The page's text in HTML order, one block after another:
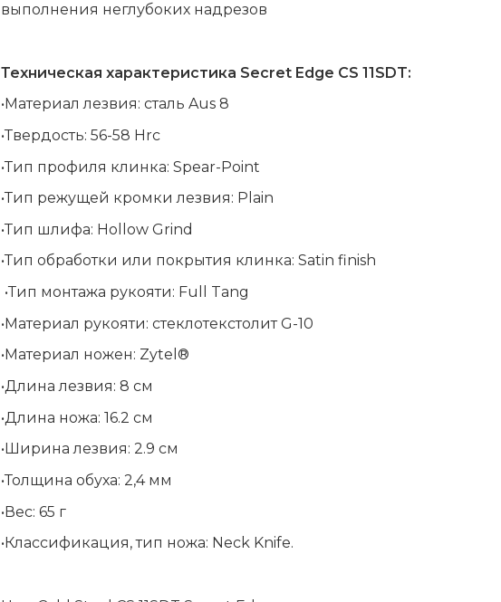
выполнения неглубоких надрезов
Техническая характеристика Secret Edge CS 11SDT:
•Материал лезвия: сталь Aus 8
•Твердость: 56-58 Hrc
•Тип профиля клинка: Spear-Point
•Тип режущей кромки лезвия: Plain
•Тип шлифа: Hollow Grind
•Тип обработки или покрытия клинка: Satin finish
•Тип монтажа рукояти: Full
Tang
•Материал рукояти: стеклотекстолитG-10
•Материал ножен: Zytel ®
•Длина лезвия: 8 см
•Длина ножа: 16.2 см
•Ширина лезвия: 2.9 см
•Толщина обуха: 2,4 мм
•Вес: 65 г
•Классификация, тип ножа: Neck Knife.